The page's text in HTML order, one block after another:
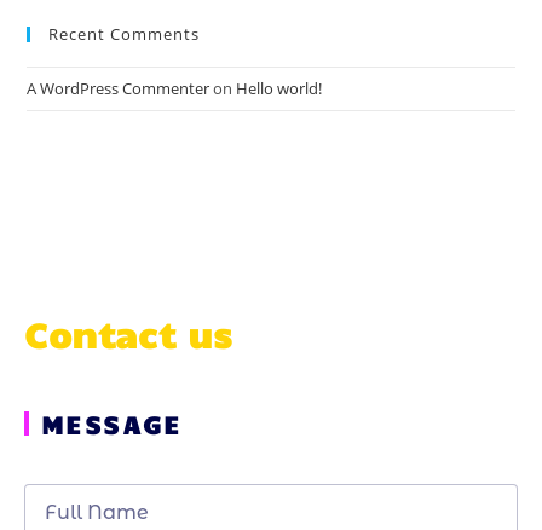
Recent Comments
A WordPress Commenteron Hello world!
Contact us
MESSAGE